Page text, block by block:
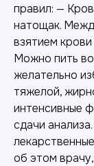
правил: —
натощак.
взятием
Можно пить
желательно
тяжелой,
интенсивные
сдачи
об этом